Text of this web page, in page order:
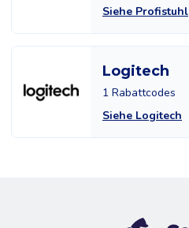
Siehe Profistuhl
Logitech
1 Rabattcodes
Siehe Logitech